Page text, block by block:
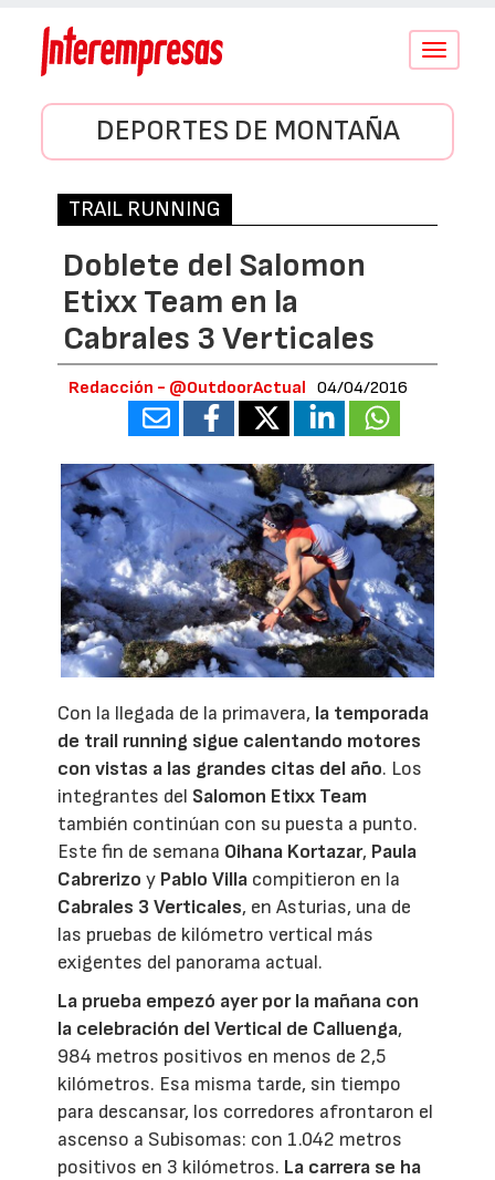
Conmutar
DEPORTES DE MONTAÑA
TRAIL RUNNING
Doblete del Salomon
Etixx Team en la
Cabrales 3 Verticales
Redacción - @OutdoorActual 04/04/2016
Con la llegada de la primavera, la temporada
de trail running sigue calentando motores
con vistas a las grandes citas del año. Los
integrantes del Salomon Etixx Team
también continúan con su puesta a punto.
Este fin de semana Oihana Kortazar, Paula
Cabrerizo y Pablo Villa compitieron en la
Cabrales 3 Verticales, en Asturias, una de
las pruebas de kilómetro vertical más
exigentes del panorama actual.
La prueba empezó ayer por la mañana con
la celebración del Vertical de Calluenga,
984 metros positivos en menos de 2,5
kilómetros. Esa misma tarde, sin tiempo
para descansar, los corredores afrontaron el
ascenso a Subisomas: con 1.042 metros
positivos en 3 kilómetros. La carrera se ha